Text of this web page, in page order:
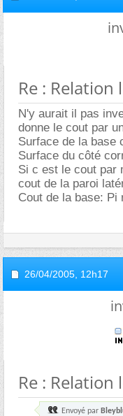
Re : Relation
N'y aurait il pas
donne le cout par
Surface de la base
Surface du côté
Si c est le cout par
cout de la paroi
Cout de la base: Pi
26/04/2005, 12h17
Re : Relation
Envoyé par